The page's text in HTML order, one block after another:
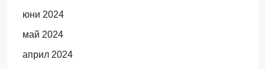
юни 2024
май 2024
април 2024